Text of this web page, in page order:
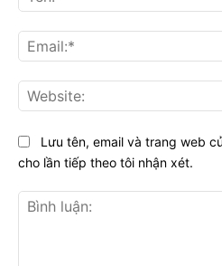
Lưu tên, email và trang web
cho lần tiếp theo tôi nhận xét.